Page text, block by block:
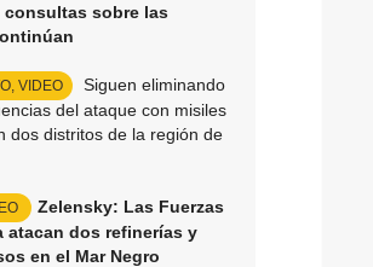
consultas sobre las
VIDEO
Siguen eliminando
del ataque con misiles
dos distritos de la región de
Zelensky: Las Fuerzas
atacan dos refinerías y
en el Mar Negro